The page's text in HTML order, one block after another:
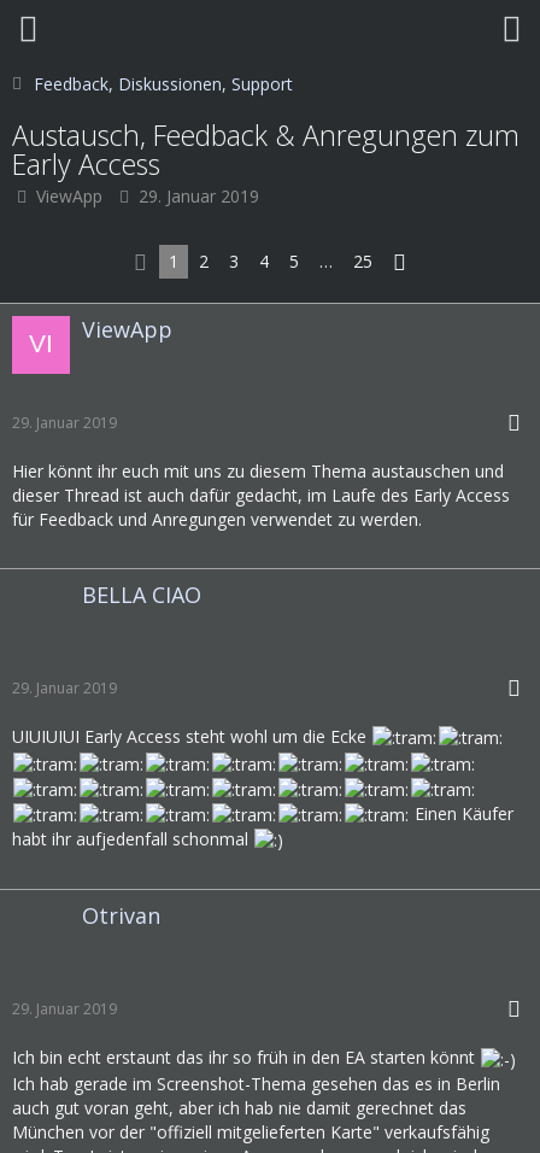
Feedback, Diskussionen, Support
Austausch, Feedback & Anregungen zum
Early Access
ViewApp 29. Januar 2019
1 2 3 4 5 … 25
ViewApp
29. Januar 2019
Hier könnt ihr euch mit uns zu diesem Thema austauschen und
dieser Thread ist auch dafür gedacht, im Laufe des Early Access
für Feedback und Anregungen verwendet zu werden.
BELLA CIAO
29. Januar 2019
UIUIUIUI Early Access steht wohl um die Ecke
Einen Käufer
habt ihr aufjedenfall schonmal
Otrivan
29. Januar 2019
Ich bin echt erstaunt das ihr so früh in den EA starten könnt
Ich hab gerade im Screenshot-Thema gesehen das es in Berlin
auch gut voran geht, aber ich hab nie damit gerechnet das
München vor der "offiziell mitgelieferten Karte" verkaufsfähig